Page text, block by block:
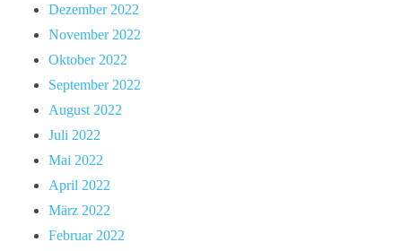
Dezember 2022
November 2022
Oktober 2022
September 2022
August 2022
Juli 2022
Mai 2022
April 2022
März 2022
Februar 2022